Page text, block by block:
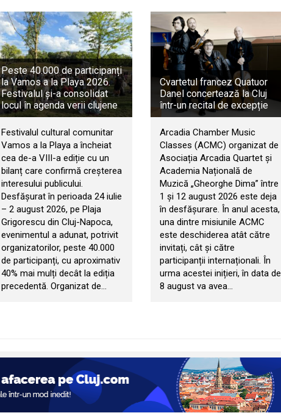
Peste 40.000 de participanți
la Vamos a la Playa 2026.
Festivalul și-a consolidat
locul în agenda verii clujene
Festivalul cultural comunitar
Vamos a la Playa a încheiat
cea de-a VIII-a ediție cu un
bilanț care confirmă creșterea
interesului publicului.
Desfășurat în perioada 24 iulie
– 2 august 2026, pe Plaja
Grigorescu din Cluj-Napoca,
evenimentul a adunat, potrivit
organizatorilor, peste 40.000
de participanți, cu aproximativ
40% mai mulți decât la ediția
precedentă. Organizat de…
Cvartetul francez Quatuor
Danel concertează la Cluj
într-un recital de excepție
Arcadia Chamber Music
Classes (ACMC) organizat de
Asociația Arcadia Quartet și
Academia Națională de
Muzică „Gheorghe Dima” între
1 și 12 august 2026 este deja
în desfășurare. În anul acesta,
una dintre misiunile ACMC
este deschiderea atât către
invitați, cât și către
participanții internaționali. În
urma acestei inițieri, în data de
8 august va avea…